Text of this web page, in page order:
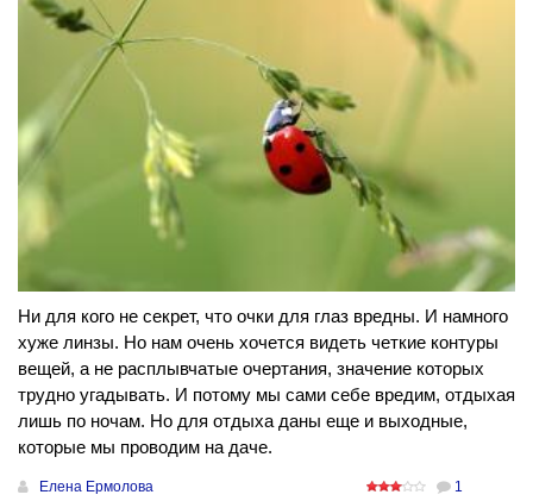
Ни для кого не секрет, что очки для глаз вредны. И намного
хуже линзы. Но нам очень хочется видеть четкие контуры
вещей, а не расплывчатые очертания, значение которых
трудно угадывать. И потому мы сами себе вредим, отдыхая
лишь по ночам. Но для отдыха даны еще и выходные,
которые мы проводим на даче.
Елена Ермолова 1